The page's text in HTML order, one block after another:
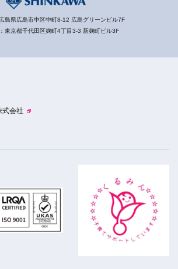
島県広島市中区中町8-12 広島グリーンビル7F
東京都千代田区麹町4丁目3-3 新麹町ビル3F
式会社